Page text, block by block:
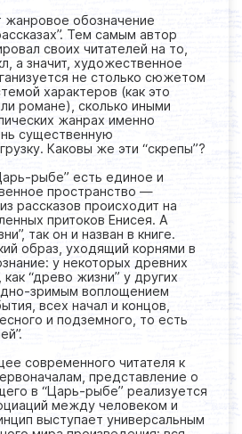
обозначение
Тем самым автор
своих читателей на то,
а значит, художественное
не столько сюжетом
характеров (как это
романе), сколько иными
жанрах именно
существенную
Каковы же эти “скрепы”?
рыбе” есть единое и
пространство —
рассказов происходит на
притоков Енисея. А
так он и назван в книге.
образ, уходящий корнями в
у некоторых древних
как “древо жизни” у других
зримым воплощением
всех начал и концов,
и подземного, то есть
современного читателя к
представление о
в “Царь-рыбе” реализуется
между человеком и
выступает универсальным